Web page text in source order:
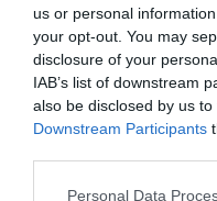
us or personal
your opt-out. You may
disclosure of your
IAB’s list of downstream
also be disclosed by us
Downstream Participants
Please note that this
Personal Data